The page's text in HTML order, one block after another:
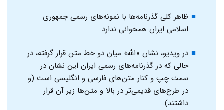
ظاهر کلی گذرنامه‌ها با نمونه‌های رسمی جمهوری
اسلامی ایران همخوانی ندارد.
در ویدیو، نشان «الله» میان دو خط متن قرار گرفته، در
حالی‌ که در گذرنامه‌های رسمی ایران این نشان در
سمت چپ و کنار متن‌های فارسی و انگلیسی است (و
در طرح‌های قدیمی‌تر در بالا و متن‌ها زیر آن قرار
داشتند).